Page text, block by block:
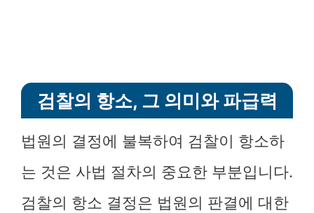
검찰의 항소, 그 의미와 파급력
법원의 결정에 불복하여 검찰이 항소하
는 것은 사법 절차의 중요한 부분입니다.
검찰의 항소 결정은 법원의 판결에 대한